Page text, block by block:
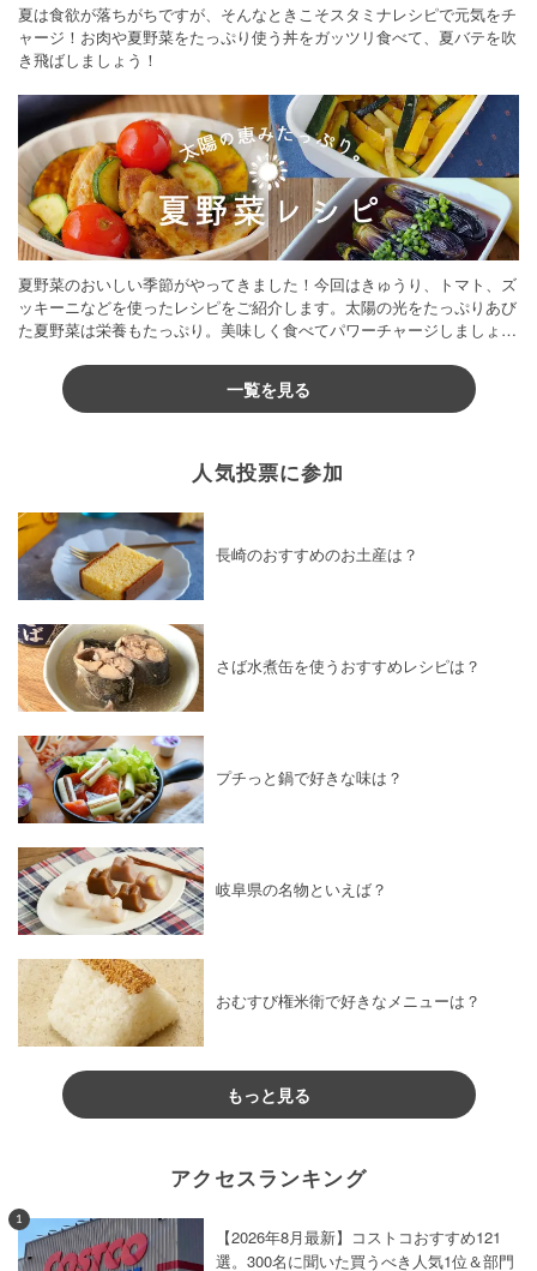
夏は食欲が落ちがちですが、そんなときこそスタミナレシピで元気をチ
ャージ！お肉や夏野菜をたっぷり使う丼をガッツリ食べて、夏バテを吹
き飛ばしましょう！
夏野菜のおいしい季節がやってきました！今回はきゅうり、トマト、ズ
ッキーニなどを使ったレシピをご紹介します。太陽の光をたっぷりあび
た夏野菜は栄養もたっぷり。美味しく食べてパワーチャージしましょう
一覧を見る
人気投票に参加
長崎のおすすめのお土産は？
さば水煮缶を使うおすすめレシピは？
プチっと鍋で好きな味は？
岐阜県の名物といえば？
おむすび権米衛で好きなメニューは？
もっと見る
アクセスランキング
1
【2026年8月最新】コストコおすすめ121
選。300名に聞いた買うべき人気1位＆部門